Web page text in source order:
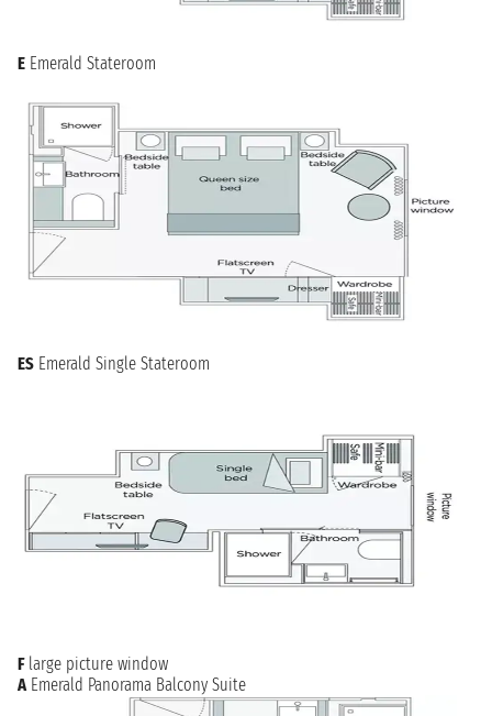
E Emerald Stateroom
ES Emerald Single Stateroom
F large picture window
A Emerald Panorama Balcony Suite